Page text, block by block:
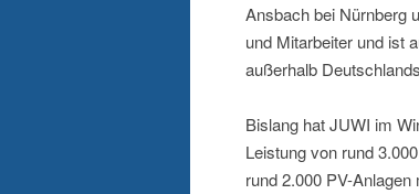
Ansbach bei Nürnberg
und Mitarbeiter und ist
außerhalb
Bislang hat JUWI im
Leistung von rund
rund 2.000 PV-